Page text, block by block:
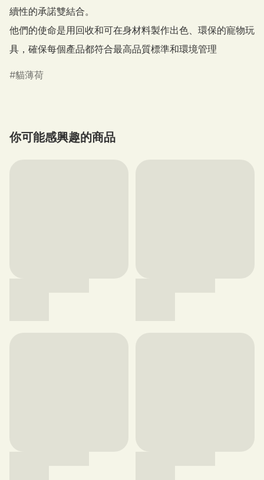
續性的承諾雙結合。
他們的使命是用回收和可在身材料製作出色、環保的寵物玩
具，確保每個產品都符合最高品質標準和環境管理
貓薄荷
你可能感興趣的商品